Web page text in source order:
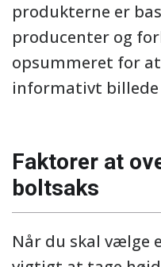
produkterne er
producenter og
opsummeret for
informativt
Faktorer at
boltsaks
Når du skal vælge